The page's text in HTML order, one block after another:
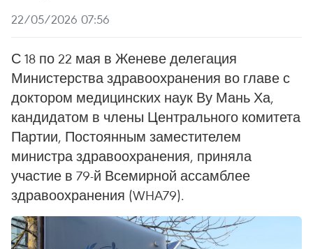
22/05/2026 07:56
С 18 по 22 мая в Женеве делегация
Министерства здравоохранения во главе с
доктором медицинских наук Ву Мань Ха,
кандидатом в члены Центрального комитета
Партии, Постоянным заместителем
министра здравоохранения, приняла
участие в 79-й Всемирной ассамблее
здравоохранения (WHA79).